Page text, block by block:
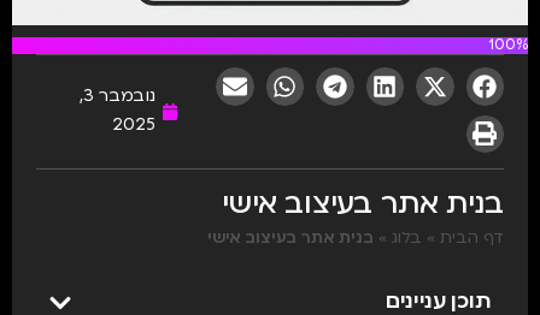
100%
נובמבר 3,
2025
בנית אתר בעיצוב אישי
דף הבית » בלוג » בנית אתר בעיצוב אישי
תוכן עניינים